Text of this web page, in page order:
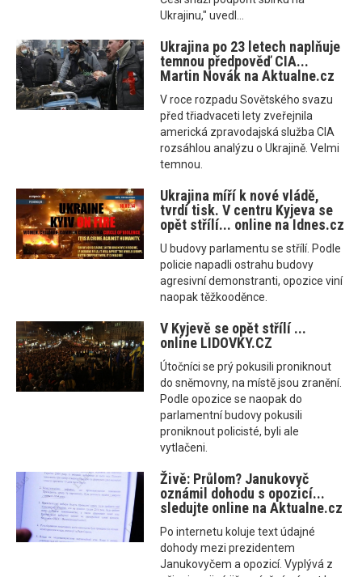
Ukrajinu," uvedl...
Ukrajina po 23 letech naplňuje
temnou předpověď CIA...
Martin Novák na Aktualne.cz
V roce rozpadu Sovětského svazu
před třiadvaceti lety zveřejnila
americká zpravodajská služba CIA
rozsáhlou analýzu o Ukrajině. Velmi
temnou.
Ukrajina míří k nové vládě,
tvrdí tisk. V centru Kyjeva se
opět střílí... online na Idnes.cz
U budovy parlamentu se střílí. Podle
policie napadli ostrahu budovy
agresivní demonstranti, opozice viní
naopak těžkooděnce.
V Kyjevě se opět střílí ...
online LIDOVKY.CZ
Útočníci se prý pokusili proniknout
do sněmovny, na místě jsou zranění.
Podle opozice se naopak do
parlamentní budovy pokusili
proniknout policisté, byli ale
vytlačeni.
Živě: Průlom? Janukovyč
oznámil dohodu s opozicí...
sledujte online na Aktualne.cz
Po internetu koluje text údajné
dohody mezi prezidentem
Janukovyčem a opozicí. Vyplývá z